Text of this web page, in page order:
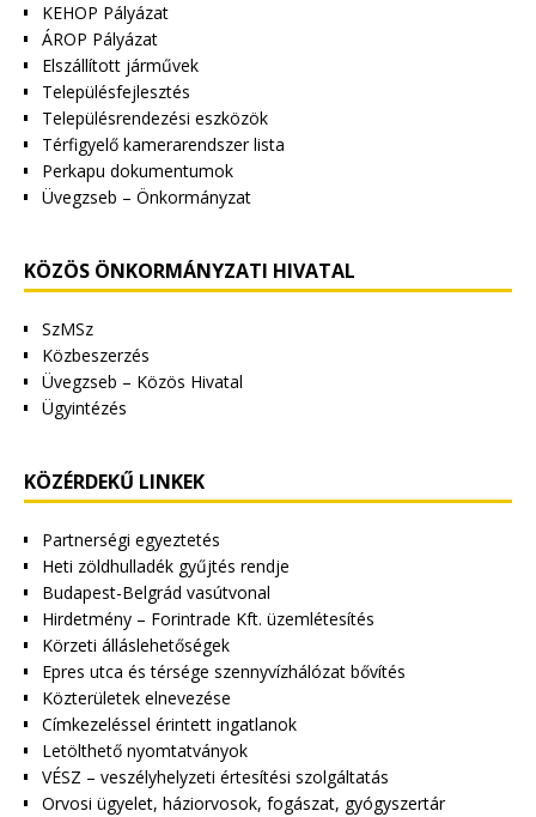
KEHOP Pályázat
ÁROP Pályázat
Elszállított járművek
Településfejlesztés
Településrendezési eszközök
Térfigyelő kamerarendszer lista
Perkapu dokumentumok
Üvegzseb – Önkormányzat
KÖZÖS ÖNKORMÁNYZATI HIVATAL
SzMSz
Közbeszerzés
Üvegzseb – Közös Hivatal
Ügyintézés
KÖZÉRDEKŰ LINKEK
Partnerségi egyeztetés
Heti zöldhulladék gyűjtés rendje
Budapest-Belgrád vasútvonal
Hirdetmény – Forintrade Kft. üzemlétesítés
Körzeti álláslehetőségek
Epres utca és térsége szennyvízhálózat bővítés
Közterületek elnevezése
Címkezeléssel érintett ingatlanok
Letölthető nyomtatványok
VÉSZ – veszélyhelyzeti értesítési szolgáltatás
Orvosi ügyelet, háziorvosok, fogászat, gyógyszertár